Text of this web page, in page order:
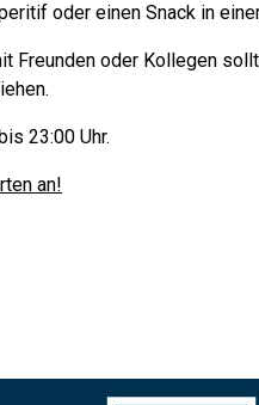
oder einen Snack in
Freunden oder Kollegen
23:00 Uhr.
an!